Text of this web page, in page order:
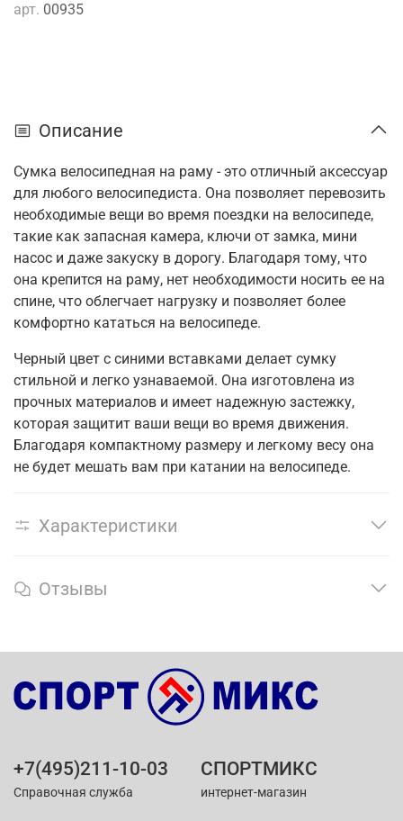
арт. 00935
Описание
Сумка велосипедная на раму - это отличный аксессуар
для любого велосипедиста. Она позволяет перевозить
необходимые вещи во время поездки на велосипеде,
такие как запасная камера, ключи от замка, мини
насос и даже закуску в дорогу. Благодаря тому, что
она крепится на раму, нет необходимости носить ее на
спине, что облегчает нагрузку и позволяет более
комфортно кататься на велосипеде.
Черный цвет с синими вставками делает сумку
стильной и легко узнаваемой. Она изготовлена из
прочных материалов и имеет надежную застежку,
которая защитит ваши вещи во время движения.
Благодаря компактному размеру и легкому весу она
не будет мешать вам при катании на велосипеде.
Характеристики
Отзывы
+7(495)211-10-03
Справочная служба
СПОРТМИКС
интернет-магазин